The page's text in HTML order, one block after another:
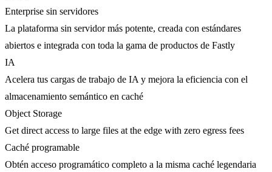
Enterprise sin servidores
La plataforma sin servidor más potente, creada con estándares
abiertos e integrada con toda la gama de productos de Fastly
IA
Acelera tus cargas de trabajo de IA y mejora la eficiencia con el
almacenamiento semántico en caché
Object Storage
Get direct access to large files at the edge with zero egress fees
Caché programable
Obtén acceso programático completo a la misma caché legendaria